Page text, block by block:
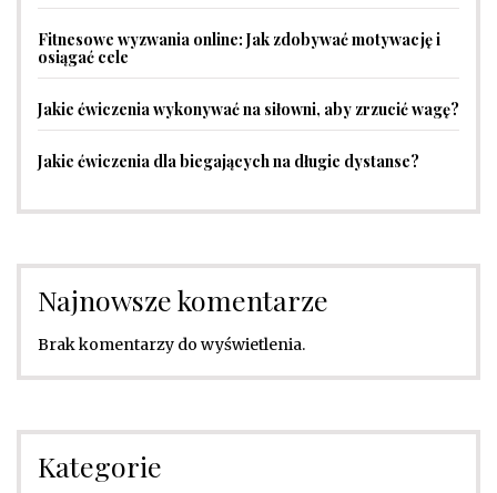
Fitnesowe wyzwania online: Jak zdobywać motywację i
osiągać cele
Jakie ćwiczenia wykonywać na siłowni, aby zrzucić wagę?
Jakie ćwiczenia dla biegających na długie dystanse?
Najnowsze komentarze
Brak komentarzy do wyświetlenia.
Kategorie